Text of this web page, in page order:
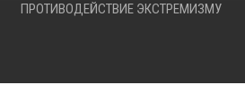
ПРОТИВОДЕЙСТВИЕ ЭКСТРЕМИЗМУ